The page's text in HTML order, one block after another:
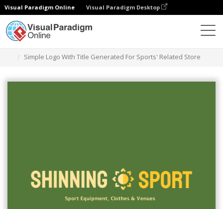
Visual Paradigm Online Visual Paradigm Desktop
Simple Logo With Title Generated For Sports' Related Store